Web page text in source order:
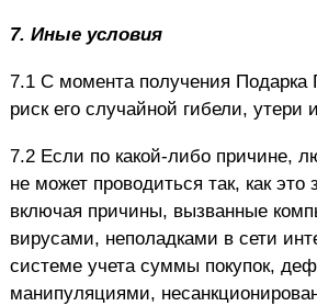
7. Иные условия
7.1 С момента получения Подарка
риск его случайной гибели, утери
7.2 Если по какой-либо причине,
не может проводиться так, как это
включая причины, вызванные
вирусами, неполадками в сети
системе учета суммы покупок,
манипуляциями,